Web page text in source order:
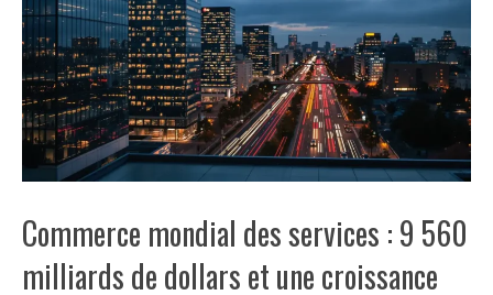
Commerce mondial des services : 9 560
milliards de dollars et une croissance